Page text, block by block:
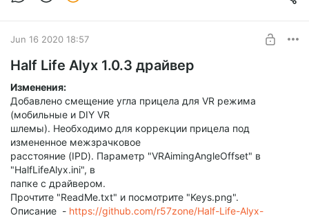
Jun 16 2020 18:57
Half Life Alyx 1.0.3 драйвер
Изменения:
Добавлено смещение угла прицела для VR режима
(мобильные и DIY VR
шлемы). Необходимо для коррекции прицела под
измененное межзрачковое
расстояние (IPD). Параметр "VRAimingAngleOffset" в
"HalfLifeAlyx.ini", в
папке с драйвером.
Прочтите "ReadMe.txt" и посмотрите "Keys.png".
Описание - https://github.com/r57zone/Half-Life-Alyx-